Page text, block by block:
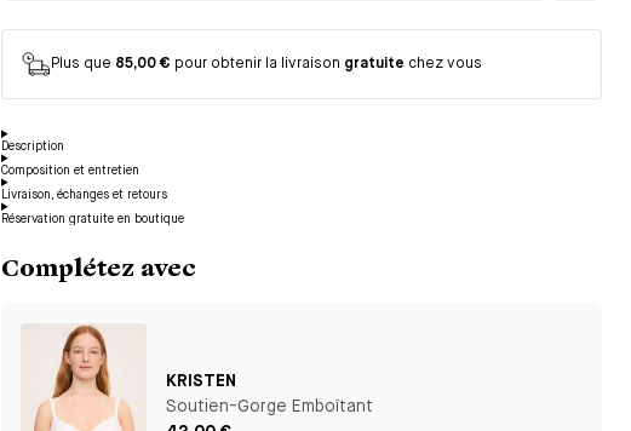
Plus que 85,00 € pour obtenir la livraison gratuite chez vous
Description
Composition et entretien
Livraison, échanges et retours
Réservation gratuite en boutique
Complétez avec
KRISTEN
Soutien-Gorge Emboîtant